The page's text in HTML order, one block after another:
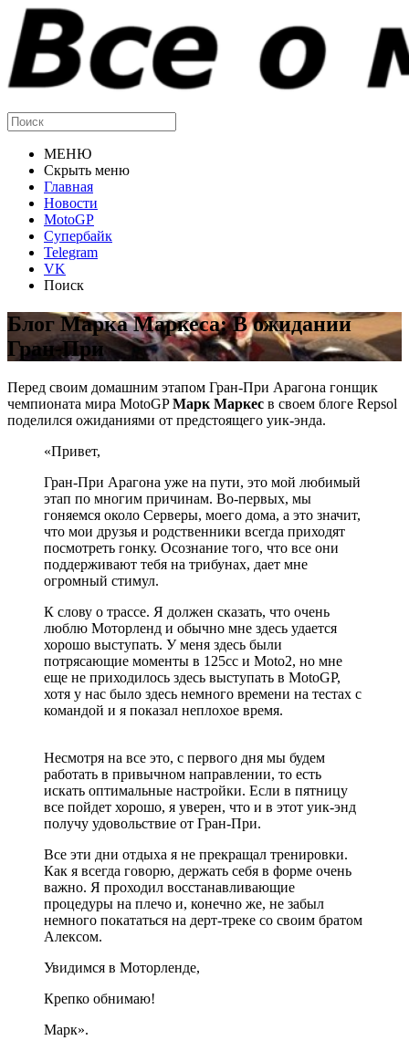
МЕНЮ
Скрыть меню
Главная
Новости
MotoGP
Супербайк
Telegram
VK
Поиск
Блог Марка Маркеса: В ожидании
Гран-При
Перед своим домашним этапом Гран-При Арагона гонщик
чемпионата мира MotoGPМарк Маркес в своем блоге Repsol
поделился ожиданиями от предстоящего уик-энда.
«Привет,
Гран-При Арагона уже на пути, это мой любимый
этап по многим причинам. Во-первых, мы
гоняемся около Серверы, моего дома, а это значит,
что мои друзья и родственники всегда приходят
посмотреть гонку. Осознание того, что все они
поддерживают тебя на трибунах, дает мне
огромный стимул.
К слову о трассе. Я должен сказать, что очень
люблю Моторленд и обычно мне здесь удается
хорошо выступать. У меня здесь были
потрясающие моменты в 125сс и Moto2, но мне
еще не приходилось здесь выступать в MotoGP,
хотя у нас было здесь немного времени на тестах с
командой и я показал неплохое время.
Несмотря на все это, с первого дня мы будем
работать в привычном направлении, то есть
искать оптимальные настройки. Если в пятницу
все пойдет хорошо, я уверен, что и в этот уик-энд
получу удовольствие от Гран-При.
Все эти дни отдыха я не прекращал тренировки.
Как я всегда говорю, держать себя в форме очень
важно. Я проходил восстанавливающие
процедуры на плечо и, конечно же, не забыл
немного покататься на дерт-треке со своим братом
Алексом.
Увидимся в Моторленде,
Крепко обнимаю!
Марк».